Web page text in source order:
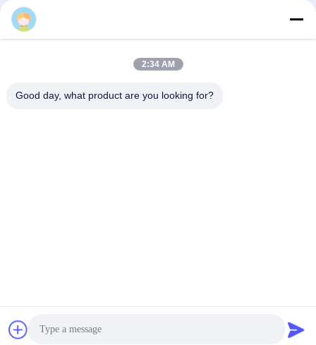
Frekuensi tengah 100MHz, Output grafik pada gain maksimum:
Frekuensi Pusat 100MHz, Spektrum Uji Transceiver Loop Tertutup dan
Grafik Domain Waktu
2:34 AM
Good day, what product are you looking for?